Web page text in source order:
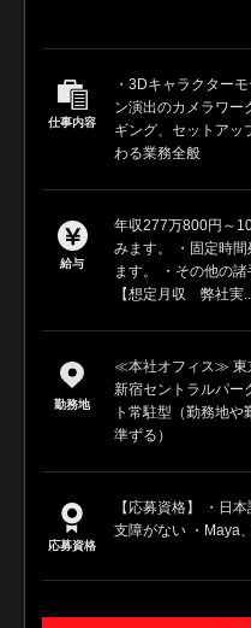
仕事内容
・3Dキャラクター
ン演出のカメラワー
ギング、セットアッ
わる業務全般
給与
年収277万800円～
みます。 ・固定時
ます。 ・その他の
【想定月収 弊社実
勤務地
≪本社オフィス≫ 東
新宿セントラルパ
ト常駐型（勤務地
準ずる）
応募資格
【応募資格】 ・日
支障がない ・Maya